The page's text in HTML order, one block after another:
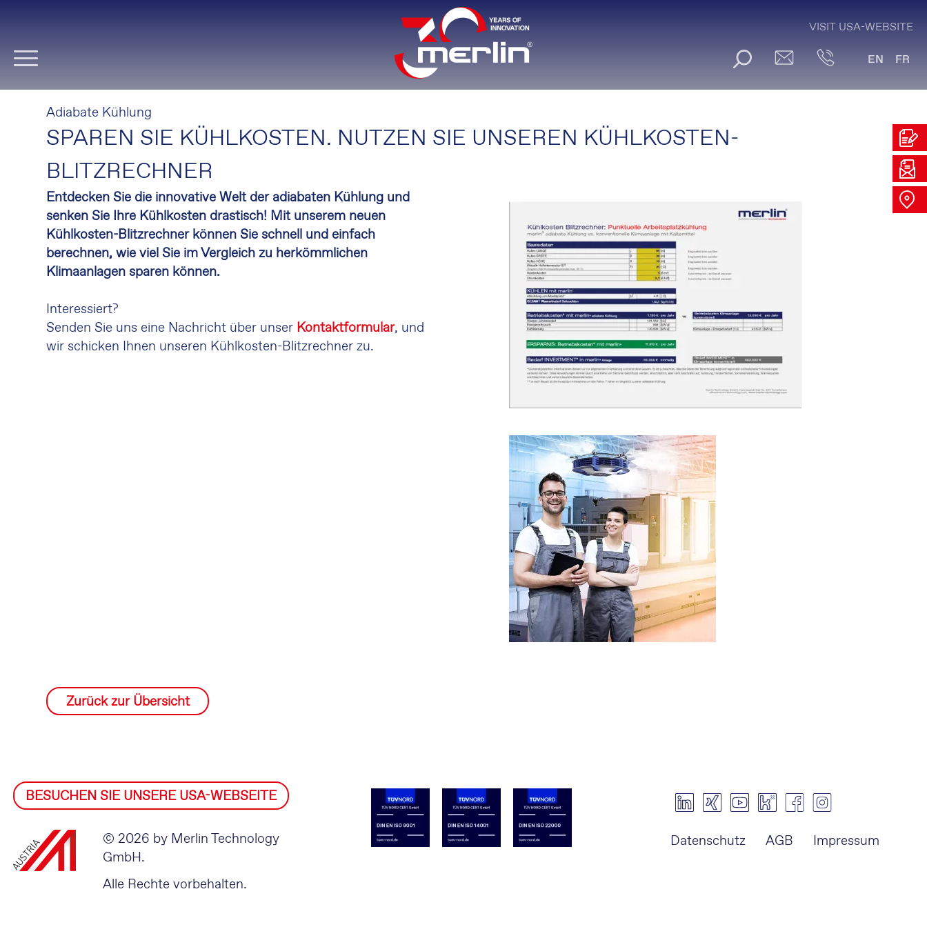
VISIT USA-WEBSITE
EN FR
Adiabate Kühlung
SPAREN SIE KÜHLKOSTEN. NUTZEN SIE UNSEREN KÜHLKOSTEN-
BLITZRECHNER
Entdecken Sie die innovative Welt der adiabaten Kühlung und
senken Sie Ihre Kühlkosten drastisch! Mit unserem neuen
Kühlkosten-Blitzrechner können Sie schnell und einfach
berechnen, wie viel Sie im Vergleich zu herkömmlichen
Klimaanlagen sparen können.
Interessiert?
Senden Sie uns eine Nachricht über unser Kontaktformular, und
wir schicken Ihnen unseren Kühlkosten-Blitzrechner zu.
Zurück zur Übersicht
BESUCHEN SIE UNSERE USA-WEBSEITE
© 2026 by Merlin Technology
GmbH.
Alle Rechte vorbehalten.
Navigation
Datenschutz AGB Impressum